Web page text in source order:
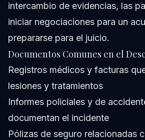
intercambio de evidencias, las
iniciar negociaciones para un
prepararse para el juicio.
Documentos Comunes en el
Registros médicos y facturas
lesiones y tratamientos
Informes policiales y de
documentan el incidente
Pólizas de seguro relacionadas